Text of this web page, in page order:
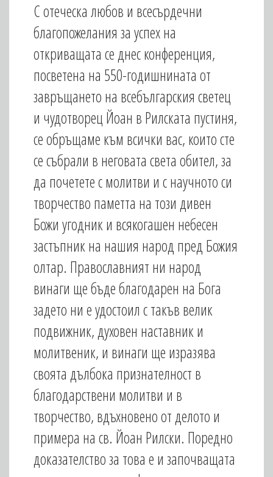
С отеческа любов и всесърдечни
благопожелания за успех на
откриващата се днес конференция,
посветена на 550-годишнината от
завръщането на всебългарския светец
и чудотворец Йоан в Рилската пустиня,
се обръщаме към всички вас, които сте
се събрали в неговата света обител, за
да почетете с молитви и с научното си
творчество паметта на този дивен
Божи угодник и всякогашен небесен
застъпник на нашия народ пред Божия
олтар. Православният ни народ
винаги ще бъде благодарен на Бога
задето ни е удостоил с такъв велик
подвижник, духовен наставник и
молитвеник, и винаги ще изразява
своята дълбока признателност в
благодарствени молитви и в
творчество, вдъхновено от делото и
примера на св. Йоан Рилски. Поредно
доказателство за това е и започващата